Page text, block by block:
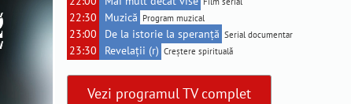
22:30 Muzică Program muzical
23:00 De la istorie la speranță Serial documentar
23:30 Revelații (r) Creștere spirituală
Vezi programul TV complet